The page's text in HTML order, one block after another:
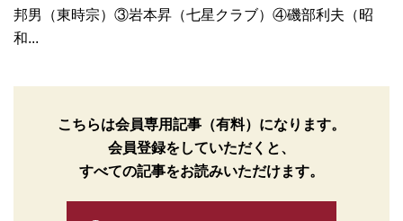
邦男（東時宗）③岩本昇（七星クラブ）④磯部利夫（昭
和...
こちらは会員専用記事（有料）になります。
会員登録をしていただくと、
すべての記事をお読みいただけます。